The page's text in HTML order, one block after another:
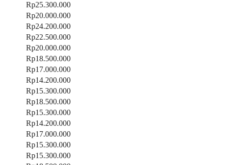
Rp25.300.000
Rp20.000.000
Rp24.200.000
Rp22.500.000
Rp20.000.000
Rp18.500.000
Rp17.000.000
Rp14.200.000
Rp15.300.000
Rp18.500.000
Rp15.300.000
Rp14.200.000
Rp17.000.000
Rp15.300.000
Rp15.300.000